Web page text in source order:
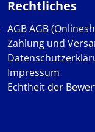
Rechtliches
AGBAGB
Zahlung und
Impressum
Echtheit der